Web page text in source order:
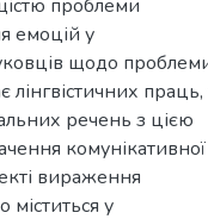
проблеми
емоцій у
щодо
праць,
речень з цією
комунікативної
вираження
у